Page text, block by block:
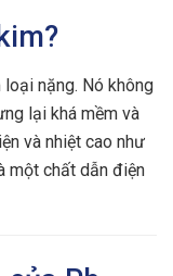
loại nặng. Nó không
lại khá mềm và
và nhiệt cao như
một chất dẫn điện